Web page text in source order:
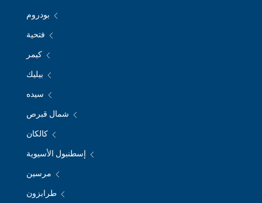
بودروم
فتحية
كيمر
بيليك
سيده
شمال قبرص
كالكان
إسطنبول الأسيوية
مرسين
طرابزون